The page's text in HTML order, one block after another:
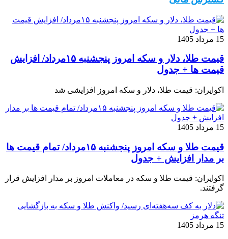
15 مرداد 1405
قیمت طلا، دلار و سکه امروز پنجشنبه ۱۵مرداد/ افزایش
قیمت ها + جدول
اکوایران: قیمت طلا، دلار و سکه امروز افزایشی شد
15 مرداد 1405
قیمت طلا و سکه امروز پنجشنبه ۱۵مرداد/ تمام قیمت ها
بر مدار افزایش + جدول
اکوایران: قیمت طلا و سکه در معاملات امروز بر مدار افزایش قرار
گرفتند.
15 مرداد 1405